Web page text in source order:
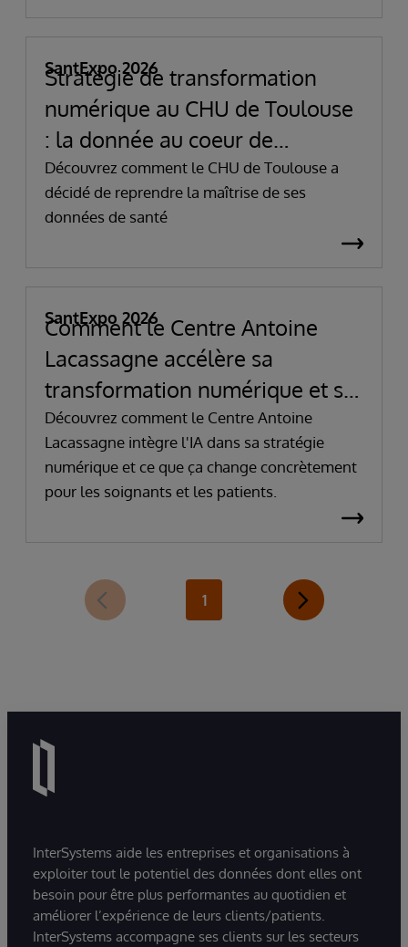
SantExpo 2026
Stratégie de transformation
numérique au CHU de Toulouse
: la donnée au coeur de
l'innovation et de la
performance
Découvrez comment le CHU de Toulouse a
décidé de reprendre la maîtrise de ses
données de santé
SantExpo 2026
Comment le Centre Antoine
Lacassagne accélère sa
transformation numérique et se
prépare à intégrer l'IA
Découvrez comment le Centre Antoine
Lacassagne intègre l'IA dans sa stratégie
numérique et ce que ça change concrètement
pour les soignants et les patients.
1
InterSystems aide les entreprises et organisations à
exploiter tout le potentiel des données dont elles ont
besoin pour être plus performantes au quotidien et
améliorer l’expérience de leurs clients/patients.
InterSystems accompagne ses clients sur les secteurs